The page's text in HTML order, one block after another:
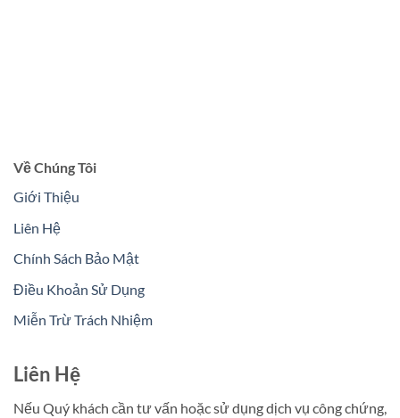
Về Chúng Tôi
Giới Thiệu
Liên Hệ
Chính Sách Bảo Mật
Điều Khoản Sử Dụng
Miễn Trừ Trách Nhiệm
Liên Hệ
Nếu Quý khách cần tư vấn hoặc sử dụng dịch vụ công chứng,